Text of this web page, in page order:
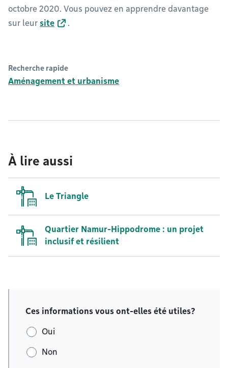
octobre 2020. Vous pouvez en apprendre davantage
sur leur site .
Recherche rapide
Aménagement et urbanisme
À lire aussi
Le Triangle
Quartier Namur-Hippodrome : un projet
inclusif et résilient
Ces informations vous ont-elles été utiles?
Oui
Non